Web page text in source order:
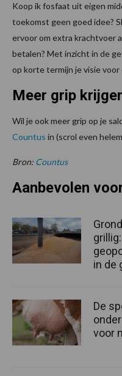
Koop ik fosfaat uit eigen
toekomst geen goed idee?
ervoor om extra krachtvoer
betalen? Met inzicht in de
op korte termijn je visie
Meer grip
Wil je ook meer grip op je
Countus in (scrol even
Bron: Countus
Aanbevolen
in de
De
voor